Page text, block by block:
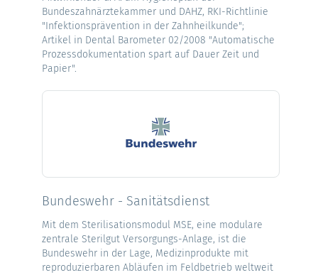
Bundeszahnärztekammer und DAHZ, RKI-Richtlinie
"Infektionsprävention in der Zahnheilkunde";
Artikel in Dental Barometer 02/2008 "Automatische
Prozessdokumentation spart auf Dauer Zeit und
Papier".
Bundeswehr - Sanitätsdienst
Mit dem Sterilisationsmodul MSE, eine modulare
zentrale Sterilgut Versorgungs-Anlage, ist die
Bundeswehr in der Lage, Medizinprodukte mit
reproduzierbaren Abläufen im Feldbetrieb weltweit